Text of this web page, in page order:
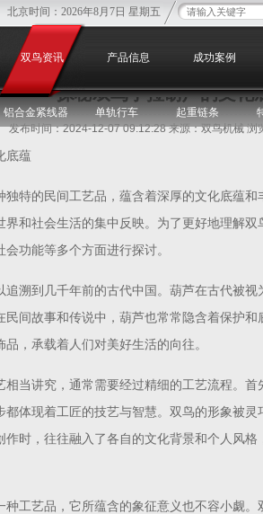
北京时间： 2026年8月7日 星期五
双鸟资讯 产品信息 成功案例
铝合金紧线器 单轨行车 起重链条
探秘双鸟手拉葫芦的文化
发布时间：2024-12-07 09:12:28 来源：双鸟机械 浏
底蕴
独特的民间工艺品，蕴含着深厚的文化底蕴
界和社会生活的集中反映。为了更好地理解
功能等多个方面进行探讨。
追溯到几千年前的古代中国。葫芦在古代被
民间故事和传说中，葫芦也常常隐含着保护
，承载着人们对美好生活的向往。
相当讲究，通常需要经过精细的工艺流程。
都体现着工匠的技艺与智慧。双鸟的形象被
作时，往往融入了各自的文化背景和个人风
工艺品，它所蕴含的象征意义也不容小觑。